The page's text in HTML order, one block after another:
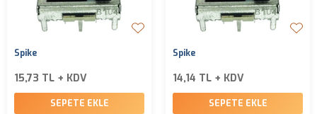
Spike
15,73 TL + KDV
SEPETE EKLE
Spike
14,14 TL + KDV
SEPETE EKLE